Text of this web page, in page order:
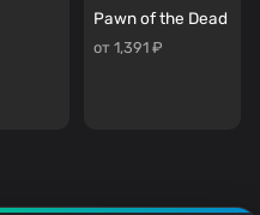
Pawn of the Dead
от 1,391 ₽